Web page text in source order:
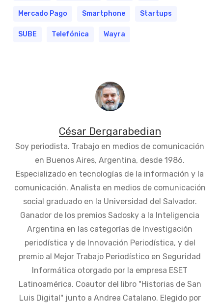
Mercado Pago Smartphone Startups
SUBE Telefónica Wayra
César Dergarabedian
Soy periodista. Trabajo en medios de comunicación
en Buenos Aires, Argentina, desde 1986.
Especializado en tecnologías de la información y la
comunicación. Analista en medios de comunicación
social graduado en la Universidad del Salvador.
Ganador de los premios Sadosky a la Inteligencia
Argentina en las categorías de Investigación
periodística y de Innovación Periodística, y del
premio al Mejor Trabajo Periodístico en Seguridad
Informática otorgado por la empresa ESET
Latinoamérica. Coautor del libro "Historias de San
Luis Digital" junto a Andrea Catalano. Elegido por